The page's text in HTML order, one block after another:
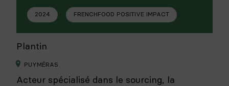
2024 FRENCHFOOD POSITIVE IMPACT
Plantin
PUYMÉRAS
Acteur spécialisé dans le sourcing, la